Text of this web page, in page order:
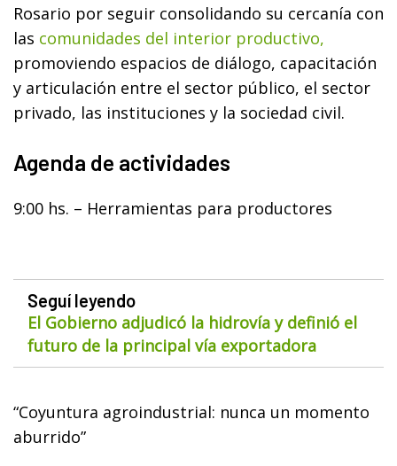
Rosario por seguir consolidando su cercanía con
las comunidades del interior productivo,
promoviendo espacios de diálogo, capacitación
y articulación entre el sector público, el sector
privado, las instituciones y la sociedad civil.
Agenda de actividades
9:00 hs. – Herramientas para productores
Seguí leyendo
El Gobierno adjudicó la hidrovía y definió el
futuro de la principal vía exportadora
“Coyuntura agroindustrial: nunca un momento
aburrido”